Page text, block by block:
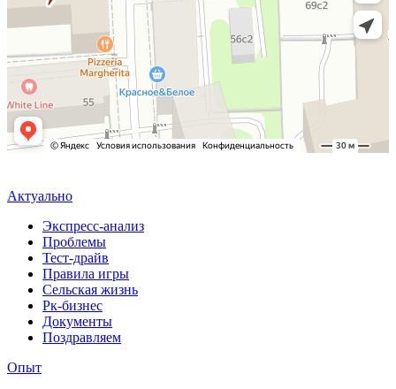
Актуально
Экспресс-анализ
Проблемы
Тест-драйв
Правила игры
Сельская жизнь
Рк-бизнес
Документы
Поздравляем
Опыт